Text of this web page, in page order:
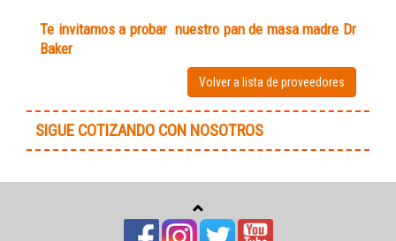
Te invitamos a probar nuestro pan de masa madre Dr
Baker
Volver a lista de proveedores
SIGUE COTIZANDO CON NOSOTROS